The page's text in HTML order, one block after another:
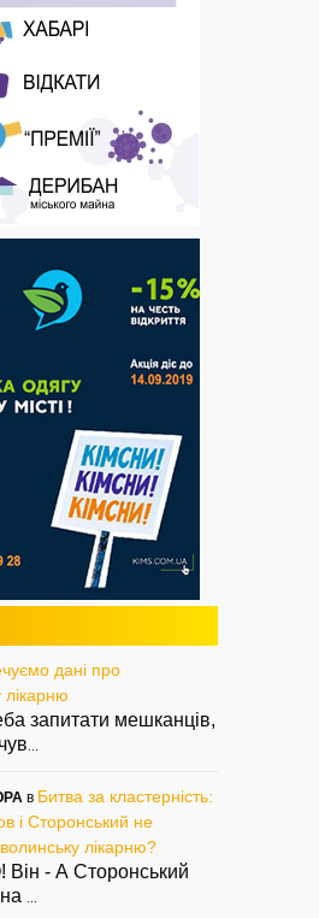
дані про
запитати мешканців,
в Битва за кластерність:
і Сторонський не
лікарню?
- А Сторонський